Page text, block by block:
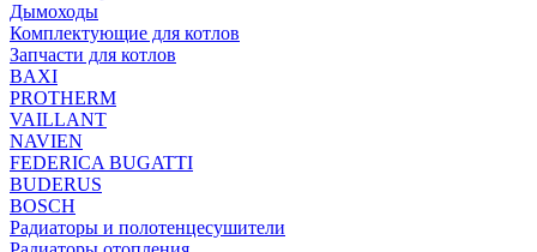
Дымоходы
Комплектующие для котлов
Запчасти для котлов
BAXI
PROTHERM
VAILLANT
NAVIEN
FEDERICA BUGATTI
BUDERUS
BOSCH
Радиаторы и полотенцесушители